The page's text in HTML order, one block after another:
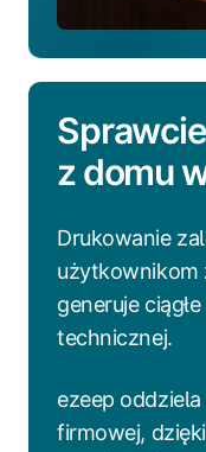
z domu
Drukowanie
użytkownikom
generuje
technicznej.
ezeep
firmowej,